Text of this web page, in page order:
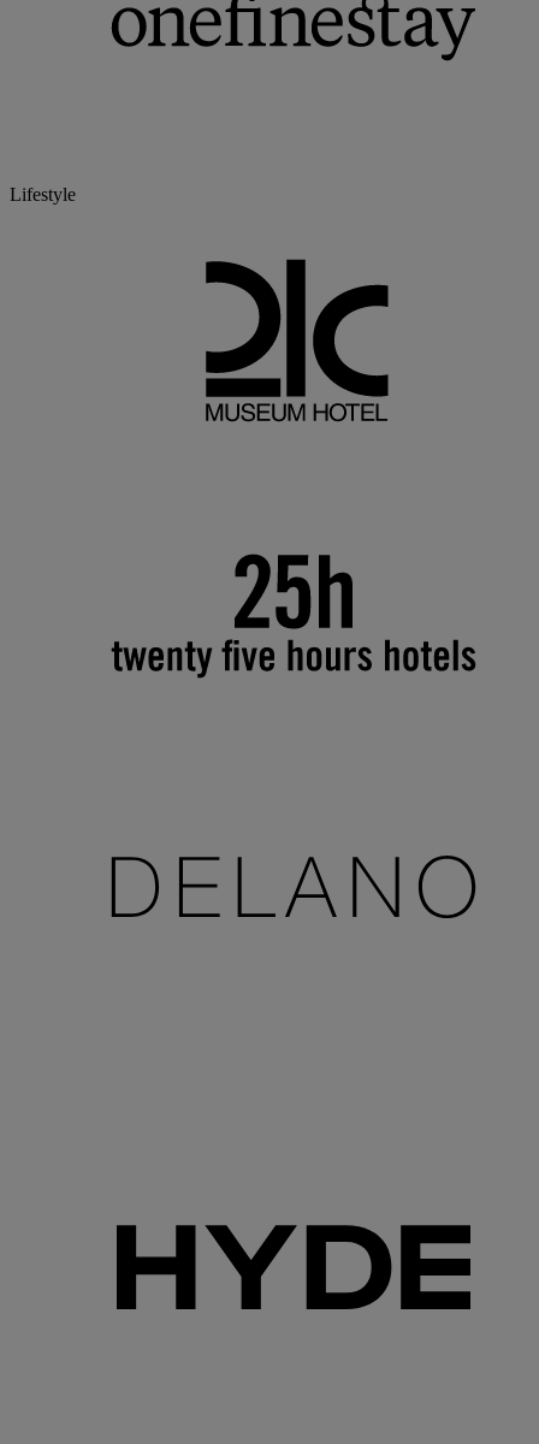
Lifestyle